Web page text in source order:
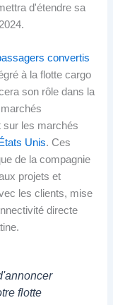
d'étendre sa
convertis
à la flotte cargo
son rôle dans la
sur les marchés
États Unis. Ces
de la compagnie
projets et
les clients, mise
directe
flotte